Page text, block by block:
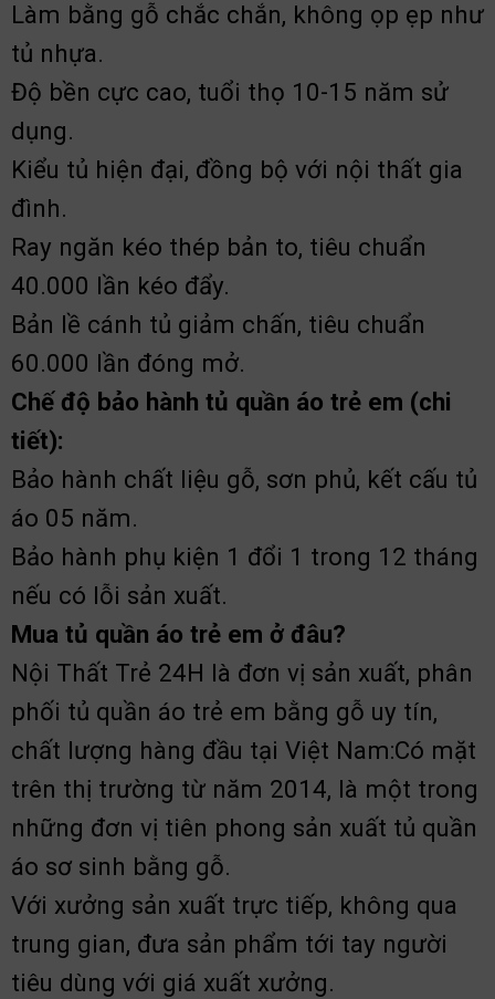
Làm bằng gỗ chắc chắn, không ọp ẹp như
tủ nhựa.
Độ bền cực cao, tuổi thọ 10-15 năm sử
dụng.
Kiểu tủ hiện đại, đồng bộ với nội thất gia
đình.
Ray ngăn kéo thép bản to, tiêu chuẩn
40.000 lần kéo đẩy.
Bản lề cánh tủ giảm chấn, tiêu chuẩn
60.000 lần đóng mở.
Chế độ bảo hành tủ quần áo trẻ em (chi
tiết):
Bảo hành chất liệu gỗ, sơn phủ, kết cấu tủ
áo 05 năm.
Bảo hành phụ kiện 1 đổi 1 trong 12 tháng
nếu có lỗi sản xuất.
Mua tủ quần áo trẻ em ở đâu?
Nội Thất Trẻ 24H là đơn vị sản xuất, phân
phối tủ quần áo trẻ em bằng gỗ uy tín,
chất lượng hàng đầu tại Việt Nam:Có mặt
trên thị trường từ năm 2014, là một trong
những đơn vị tiên phong sản xuất tủ quần
áo sơ sinh bằng gỗ.
Với xưởng sản xuất trực tiếp, không qua
trung gian, đưa sản phẩm tới tay người
tiêu dùng với giá xuất xưởng.